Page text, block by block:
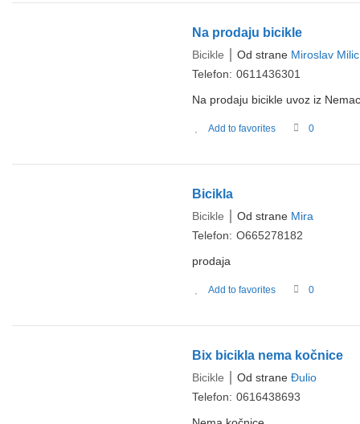
Na prodaju bicikle
Bicikle Od strane Miroslav Milic
Telefon: 0611436301
Na prodaju bicikle uvoz iz
Add to favorites 0
Bicikla
Bicikle Od strane Mira
Telefon: O665278182
prodaja
Add to favorites 0
Bix bicikla nema kočnice
Bicikle Od strane Đulio
Telefon: 0616438693